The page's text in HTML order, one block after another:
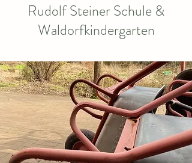
Rudolf Steiner Schule &
Waldorfkindergarten